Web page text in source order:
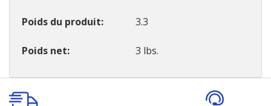
Poids du produit 3.3
Poids net 3 lbs.
Onglet